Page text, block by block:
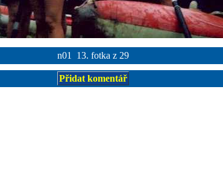
n01 13. fotka z 29
Přidat komentář